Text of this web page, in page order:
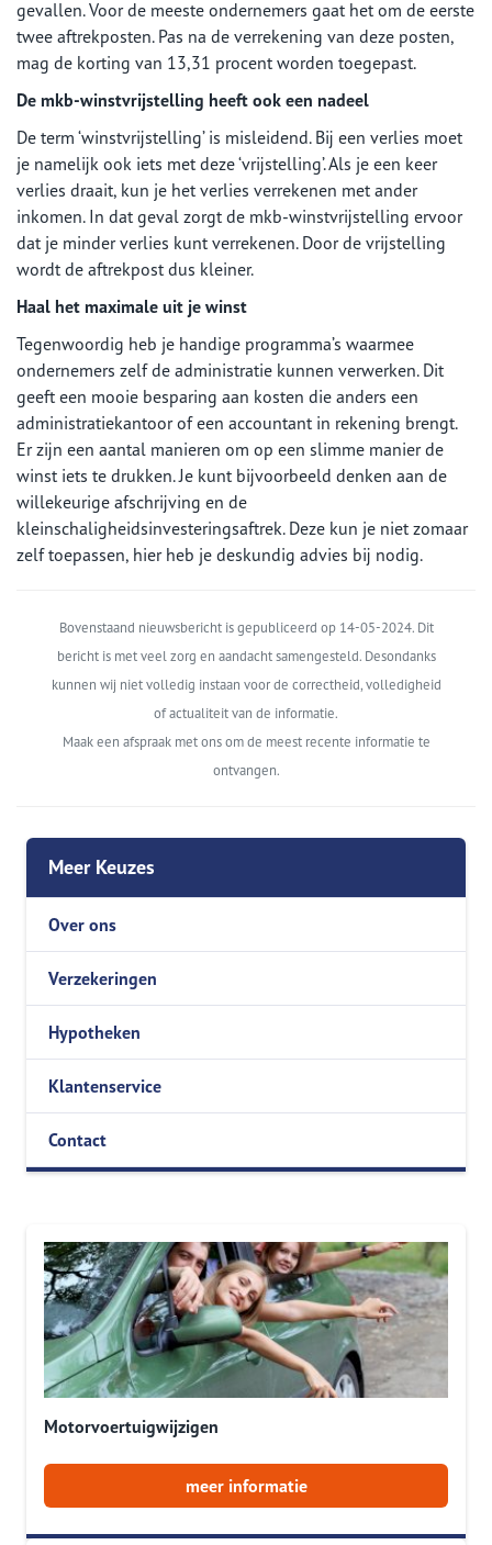
gevallen. Voor de meeste ondernemers gaat het om de eerste
twee aftrekposten. Pas na de verrekening van deze posten,
mag de korting van 13,31 procent worden toegepast.
De mkb-winstvrijstelling heeft ook een nadeel
De term ‘winstvrijstelling’ is misleidend. Bij een verlies moet
je namelijk ook iets met deze ‘vrijstelling’. Als je een keer
verlies draait, kun je het verlies verrekenen met ander
inkomen. In dat geval zorgt de mkb-winstvrijstelling ervoor
dat je minder verlies kunt verrekenen. Door de vrijstelling
wordt de aftrekpost dus kleiner.
Haal het maximale uit je winst
Tegenwoordig heb je handige programma’s waarmee
ondernemers zelf de administratie kunnen verwerken. Dit
geeft een mooie besparing aan kosten die anders een
administratiekantoor of een accountant in rekening brengt.
Er zijn een aantal manieren om op een slimme manier de
winst iets te drukken. Je kunt bijvoorbeeld denken aan de
willekeurige afschrijving en de
kleinschaligheidsinvesteringsaftrek. Deze kun je niet zomaar
zelf toepassen, hier heb je deskundig advies bij nodig.
Bovenstaand nieuwsbericht is gepubliceerd op 14-05-2024. Dit
bericht is met veel zorg en aandacht samengesteld. Desondanks
kunnen wij niet volledig instaan voor de correctheid, volledigheid
of actualiteit van de informatie.
Maak een afspraak met ons om de meest recente informatie te
ontvangen.
Meer Keuzes
Over ons
Verzekeringen
Hypotheken
Klantenservice
Contact
Motorvoertuigwijzigen
meer informatie